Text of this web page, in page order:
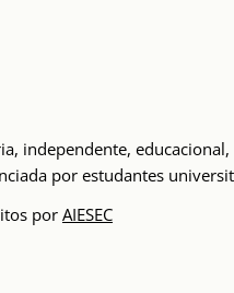
independente,
por estudantes
por AIESEC